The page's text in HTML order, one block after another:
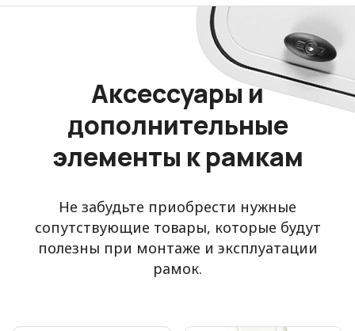
Аксессуары и
дополнительные
элементы к рамкам
Не забудьте приобрести нужные
сопутствующие товары, которые будут
полезны при монтаже и эксплуатации
рамок.